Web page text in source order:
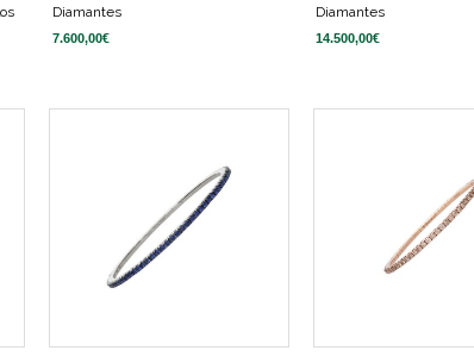
Diamantes
7.600,00€
Diamantes
14.500,00€